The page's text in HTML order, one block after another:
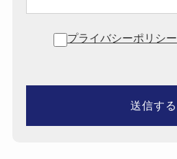
プライバシーポリシー